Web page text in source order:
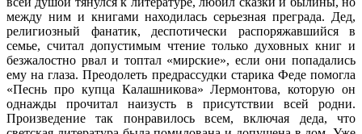
между ним и книгами находилась серьезная преграда. Дед,
религиозный фанатик, деспотически распоряжавшийся в
семье, считал допустимым чтение только духовных книг и
безжалостно рвал и топтал «мирские», если они попадались
ему на глаза. Преодолеть предрассудки старика Феде помогла
«Песнь про купца Калашникова» Лермонтова, которую он
однажды прочитал наизусть в присутствии всей родни.
Произведение так понравилось всем, включая деда, что